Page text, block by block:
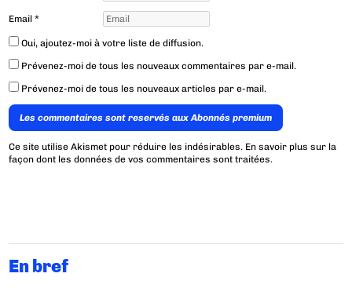
Email*
Oui, ajoutez-moi à votre liste de diffusion.
Prévenez-moi de tous les nouveaux commentaires par e-mail.
Prévenez-moi de tous les nouveaux articles par e-mail.
Les commentaires sont reservés aux Abonnés premium
Ce site utilise Akismet pour réduire les indésirables. En savoir plus sur la
façon dont les données de vos commentaires sont traitées.
En bref